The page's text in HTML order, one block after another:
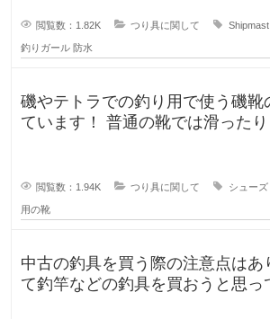
閲覧数：1.82K つり具に関して Shipmast
釣りガール 防水
磯やテトラでの釣り用で使う磯靴
ています！ 普通の靴では滑った
閲覧数：1.94K つり具に関して シューズ
用の靴
中古の釣具を買う際の注意点はありま
て釣竿などの釣具を買おうと思っ